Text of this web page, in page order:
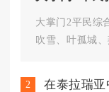
大掌门2平民综
吹雪、叶孤城
2 在泰拉瑞